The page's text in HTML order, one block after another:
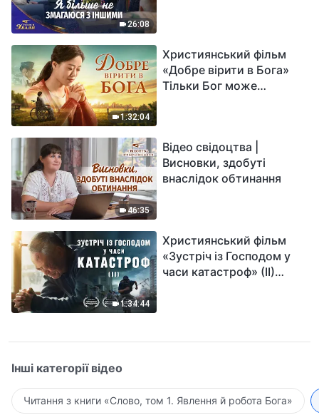
26:08
1:32:04
Християнський фільм
«Добре вірити в Бога»
Тільки Бог може
46:35
Відео свідоцтва |
Висновки, здобуті
внаслідок обтинання
1:34:44
Християнський фільм
«Зустріч із Господом у
часи катастроф» (II)
Інші категорії відео
Читання з книги «Слово, том 1. Явлення й робота Бога»